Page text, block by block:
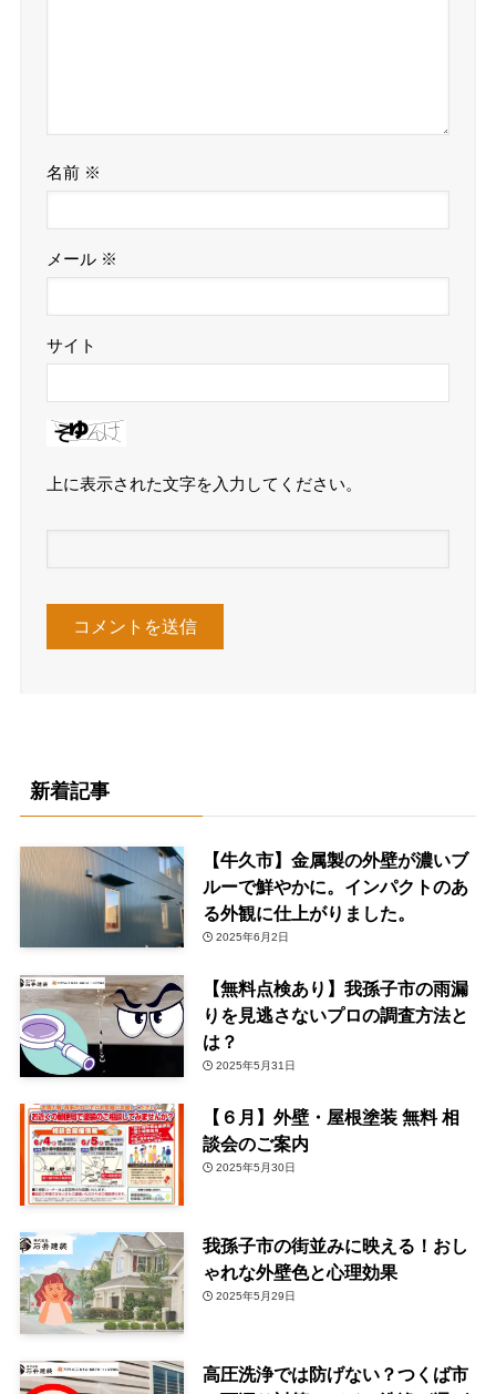
名前 ※
メール ※
サイト
上に表示された文字を入力してください。
新着記事
【牛久市】金属製の外壁が濃いブ
ルーで鮮やかに。インパクトのあ
る外観に仕上がりました。
2025年6月2日
【無料点検あり】我孫子市の雨漏
りを見逃さないプロの調査方法と
は？
2025年5月31日
【６月】外壁・屋根塗装 無料 相
談会のご案内
2025年5月30日
我孫子市の街並みに映える！おし
ゃれな外壁色と心理効果
2025年5月29日
高圧洗浄では防げない？つくば市